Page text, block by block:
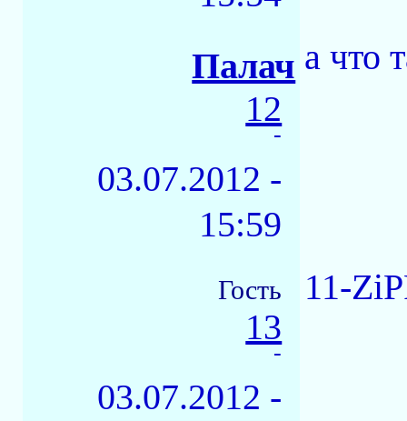
Палач
12
-
03.07.2012 -
15:59
а что
Гость
13
-
03.07.2012 -
11-